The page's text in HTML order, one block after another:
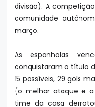
divisão). A
comunidade
março.
As espanholas
conquistaram o título
15 possíveis, 29 gols
(o melhor ataque e
time da casa